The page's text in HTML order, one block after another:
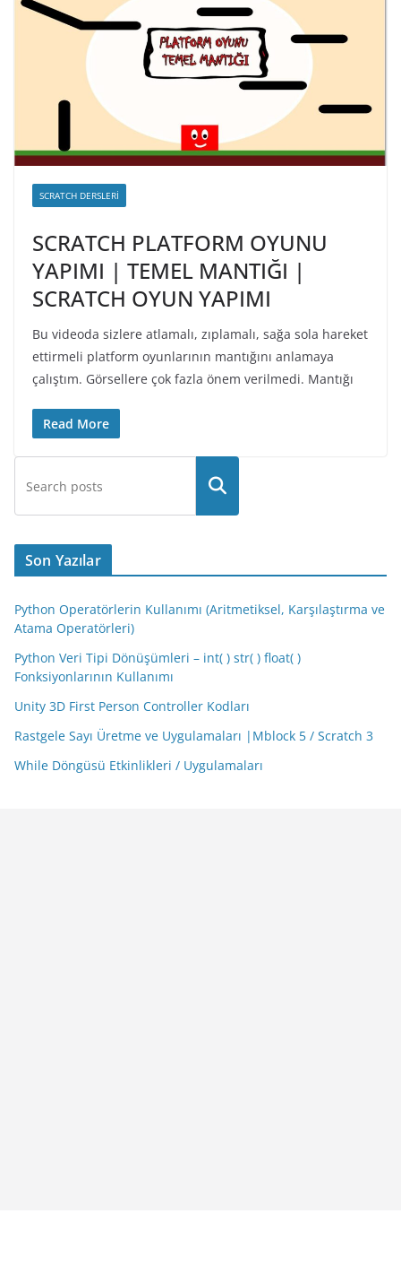
SCRATCH DERSLERI
SCRATCH PLATFORM OYUNU
YAPIMI | TEMEL MANTIĞI |
SCRATCH OYUN YAPIMI
Bu videoda sizlere atlamalı, zıplamalı, sağa sola hareket
ettirmeli platform oyunlarının mantığını anlamaya
çalıştım. Görsellere çok fazla önem verilmedi. Mantığı
Read More
Son Yazılar
Python Operatörlerin Kullanımı (Aritmetiksel, Karşılaştırma ve
Atama Operatörleri)
Python Veri Tipi Dönüşümleri – int( ) str( ) float( )
Fonksiyonlarının Kullanımı
Unity 3D First Person Controller Kodları
Rastgele Sayı Üretme ve Uygulamaları |Mblock 5 / Scratch 3
While Döngüsü Etkinlikleri / Uygulamaları